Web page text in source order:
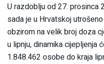
U razdoblju od 27. prosinca
sada je u Hrvatskoj
obzirom na velik broj doza
u lipnju, dinamika cijepljenja
1.848.462 osobe do kraja